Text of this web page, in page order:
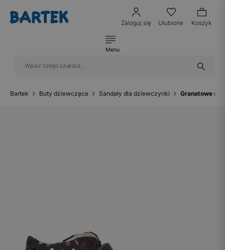
Zaloguj się Ulubione Koszyk
Menu
Bartek Buty dziewczęce Sandały dla dziewczynki Granatowe